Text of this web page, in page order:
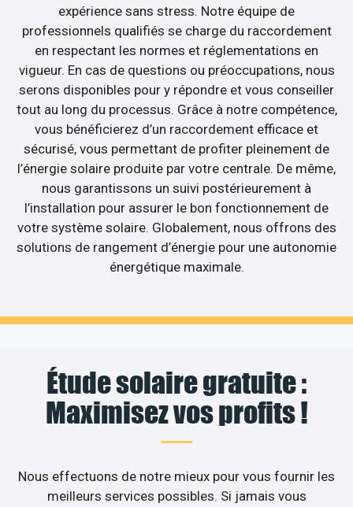
expérience sans stress. Notre équipe de
professionnels qualifiés se charge du raccordement
en respectant les normes et réglementations en
vigueur. En cas de questions ou préoccupations, nous
serons disponibles pour y répondre et vous conseiller
tout au long du processus. Grâce à notre compétence,
vous bénéficierez d’un raccordement efficace et
sécurisé, vous permettant de profiter pleinement de
l’énergie solaire produite par votre centrale. De même,
nous garantissons un suivi postérieurement à
l’installation pour assurer le bon fonctionnement de
votre système solaire. Globalement, nous offrons des
solutions de rangement d’énergie pour une autonomie
énergétique maximale.
Étude solaire gratuite :
Maximisez vos profits !
Nous effectuons de notre mieux pour vous fournir les
meilleurs services possibles. Si jamais vous